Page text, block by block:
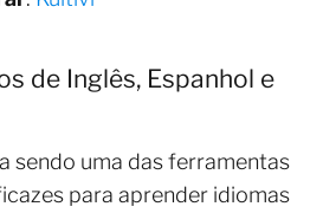
de Inglês, Espanhol e
sendo uma das ferramentas
para aprender idiomas